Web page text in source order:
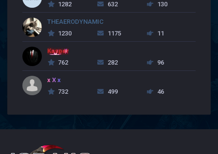
1282
632 130
THEAERODYNAMIC
1230
1175 11
Kasper
762
282 96
x X x
732
499 46